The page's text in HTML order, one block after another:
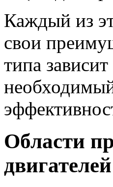
Каждый из
свои
типа
Области
двигателей